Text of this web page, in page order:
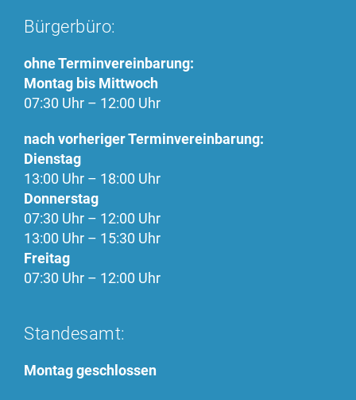
Bürgerbüro:
ohne Terminvereinbarung:
Montag bis Mittwoch
07:30 Uhr – 12:00 Uhr
nach vorheriger Terminvereinbarung:
Dienstag
13:00 Uhr – 18:00 Uhr
Donnerstag
07:30 Uhr – 12:00 Uhr
13:00 Uhr – 15:30 Uhr
Freitag
07:30 Uhr – 12:00 Uhr
Standesamt:
Montag geschlossen